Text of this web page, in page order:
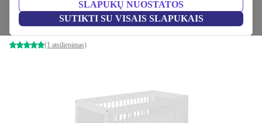
SLAPUKŲ NUOSTATOS
SUTIKTI SU VISAIS SLAPUKAIS
Urra vaikiška lovelė Laura 70 x 140 cm
baltas
(1 atsiliepimas)